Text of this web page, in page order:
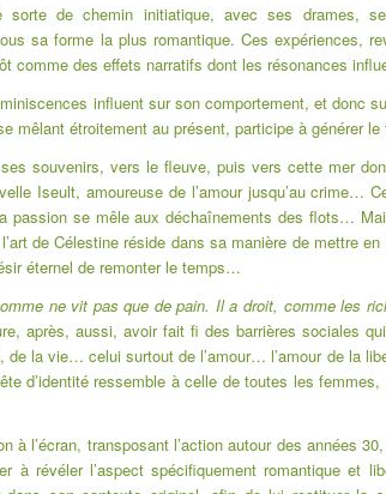
de chemin initiatique, avec ses drames,
sa forme la plus romantique. Ces expériences,
comme des effets narratifs dont les résonances
influent sur son comportement, et donc
mêlant étroitement au présent, participe à générer le
souvenirs, vers le fleuve, puis vers cette mer
Iseult, amoureuse de l’amour jusqu’au crime…
passion se mêle aux déchaînements des flots…
de Célestine réside dans sa manière de mettre
éternel de remonter le temps…
ne vit pas que de pain. Il a droit, comme les
après, aussi, avoir fait fi des barrières sociales
la vie… celui surtout de l’amour… l’amour de la
d’identité ressemble à celle de toutes les
l’écran, transposant l’action autour des années
révéler l’aspect spécifiquement romantique et